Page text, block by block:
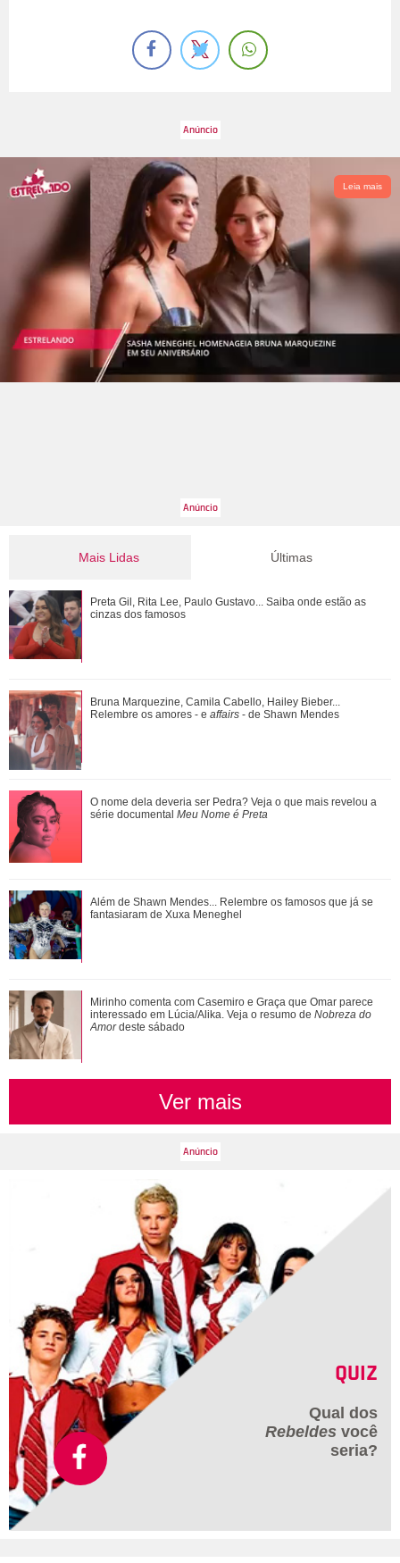
Leia mais
Mais Lidas
Luma Cesar, filha de Elaine Mickely e César Filho, anuncia
nascimento do primeiro filho: Ind...
Luiza Brunet, Ana Hickmann, Rihanna... Veja as famosas
que já denunciaram violência domést...
Meghan Markle revela detalhes sobre primeiro dia de aula
da Princesa Lilibet
Últimas
Preta Gil, Rita Lee, Paulo Gustavo... Saiba onde estão as
cinzas dos famosos
Bruna Marquezine, Camila Cabello, Hailey Bieber...
Relembre os amores - e affairs - de Shawn Mendes
O nome dela deveria ser Pedra? Veja o que mais revelou a
série documental Meu Nome é Preta
Além de Shawn Mendes... Relembre os famosos que já se
fantasiaram de Xuxa Meneghel
Mirinho comenta com Casemiro e Graça que Omar parece
interessado em Lúcia/Alika. Veja o resumo de Nobreza do
Amordeste sábado
Ver mais
QUIZ
Qual dos
Rebeldes você
seria?